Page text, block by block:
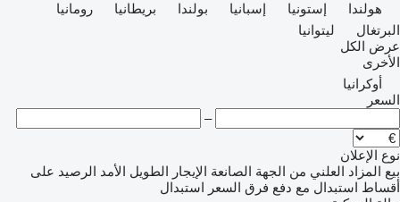
هولندا
إستونيا إسبانيا بولندا بريطانيا
رومانيا
البرتغال
ليتوانيا
عرض الكل
الأخرى
أوكرانيا
السعر
–
نوع الإعلان
بيع المزاد العلني من الجهة الصانعة الإيجار الطويل الأمد الرصيد على
أقساط استبدال مع دفع فرق السعر استبدال